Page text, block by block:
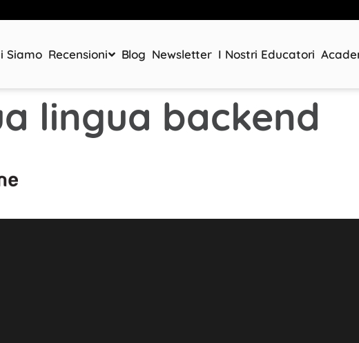
Siamo Recensioni Blog Newsletter I Nostri Educatori
lingua backend